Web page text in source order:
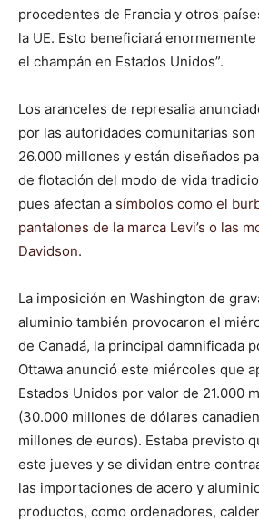
procedentes de Francia y otros
la UE. Esto beneficiará
el champán en Estados Unidos”.
Los aranceles de represalia
por las autoridades comunitarias
26.000 millones y están diseñados
de flotación del modo de vida
pues afectan a símbolos como el
pantalones de la marca Levi’s o las
Davidson.
La imposición en Washington de
aluminio también provocaron el
de Canadá, la principal damnificada
Ottawa anunció este miércoles que
Estados Unidos por valor de 21.000
(30.000 millones de dólares
millones de euros). Estaba previsto
este jueves y se dividan entre
las importaciones de acero y
productos, como ordenadores,